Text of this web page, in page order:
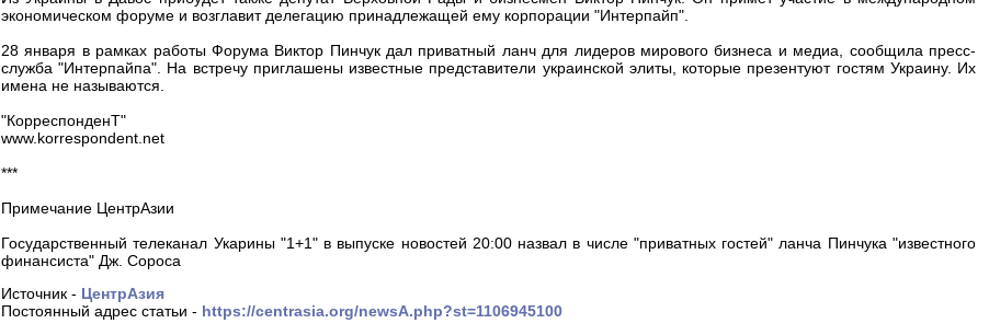
экономическом форуме и возглавит делегацию принадлежащей ему корпорации "Интерпайп".
28 января в рамках работы Форума Виктор Пинчук дал приватный ланч для лидеров мирового бизнеса и медиа, сообщила пресс-
служба "Интерпайпа". На встречу приглашены известные представители украинской элиты, которые презентуют гостям Украину. Их
имена не называются.
"КорреспонденТ"
www.korrespondent.net
***
Примечание ЦентрАзии
Государственный телеканал Укарины "1+1" в выпуске новостей 20:00 назвал в числе "приватных гостей" ланча Пинчука "известного
финансиста" Дж. Сороса
Источник - ЦентрАзия
Постоянный адрес статьи - https://centrasia.org/newsA.php?st=1106945100